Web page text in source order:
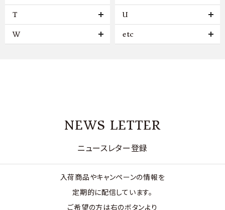
T U
W etc
NEWS LETTER
ニュースレター登録
入荷商品やキャンペーンの情報を
定期的に配信しています。
ご希望の方は右のボタンより